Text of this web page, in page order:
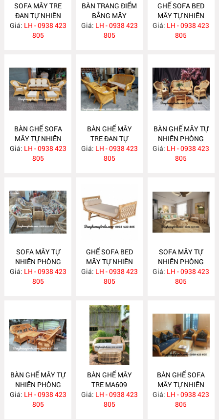
SOFA MÂY TRE
ĐAN TỰ NHIÊN
MA636
Giá: LH - 0938 423
805
BÀN TRANG ĐIỂM
BẰNG MÂY
MA635
Giá: LH - 0938 423
805
GHẾ SOFA BED
MÂY TỰ NHIÊN
MA625
Giá: LH - 0938 423
805
BÀN GHẾ SOFA
MÂY TỰ NHIÊN
PHÒNG KHÁCH
MA624
Giá: LH - 0938 423
805
BÀN GHẾ MÂY
TRE ĐAN TỰ
NHIÊN MA622
Giá: LH - 0938 423
805
BÀN GHẾ MÂY TỰ
NHIÊN PHÒNG
KHÁCH LƯỚI MẮT
CÁO MA621
Giá: LH - 0938 423
805
SOFA MÂY TỰ
NHIÊN PHÒNG
KHÁCH MA620
Giá: LH - 0938 423
805
GHẾ SOFA BED
MÂY TỰ NHIÊN
MA615
Giá: LH - 0938 423
805
SOFA MÂY TỰ
NHIÊN PHÒNG
KHÁCH MA612
Giá: LH - 0938 423
805
BÀN GHẾ MÂY TỰ
NHIÊN PHÒNG
KHÁCH MA610
Giá: LH - 0938 423
805
BÀN GHẾ MÂY
TRE MA609
Giá: LH - 0938 423
805
BÀN GHẾ SOFA
MÂY TỰ NHIÊN
PHÒNG KHÁCH
MA608
Giá: LH - 0938 423
805